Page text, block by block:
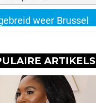
ARTIKELS